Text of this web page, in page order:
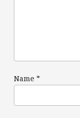
Name *